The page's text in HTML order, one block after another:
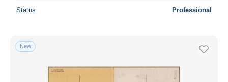
Status Professional
New